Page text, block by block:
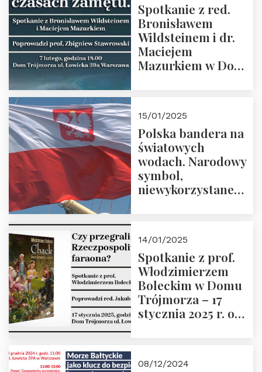
Spotkanie z red.
Bronisławem
Wildsteinem i dr.
Maciejem
Mazurkiem w Domu
Prowadzi prof.
Zbigniew
Stawrowski
15/01/2025
Polska bandera na
światowych
wodach. Narodowy
symbol,
niewykorzystane
14/01/2025
Spotkanie z prof.
Włodzimierzem
Boleckim w Domu
Trójmorza – 17
stycznia 2025 r. o
08/12/2024